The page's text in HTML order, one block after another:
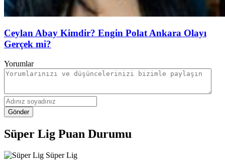
Ceylan Abay Kimdir? Engin Polat Ankara Olayı
Gerçek mi?
Yorumlar
Gönder
Süper Lig Puan Durumu
Süper Lig